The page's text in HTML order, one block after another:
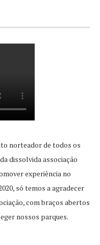
norteador de todos os
dissolvida associação
experiência no
só temos a agradecer
com braços abertos
nossos parques.